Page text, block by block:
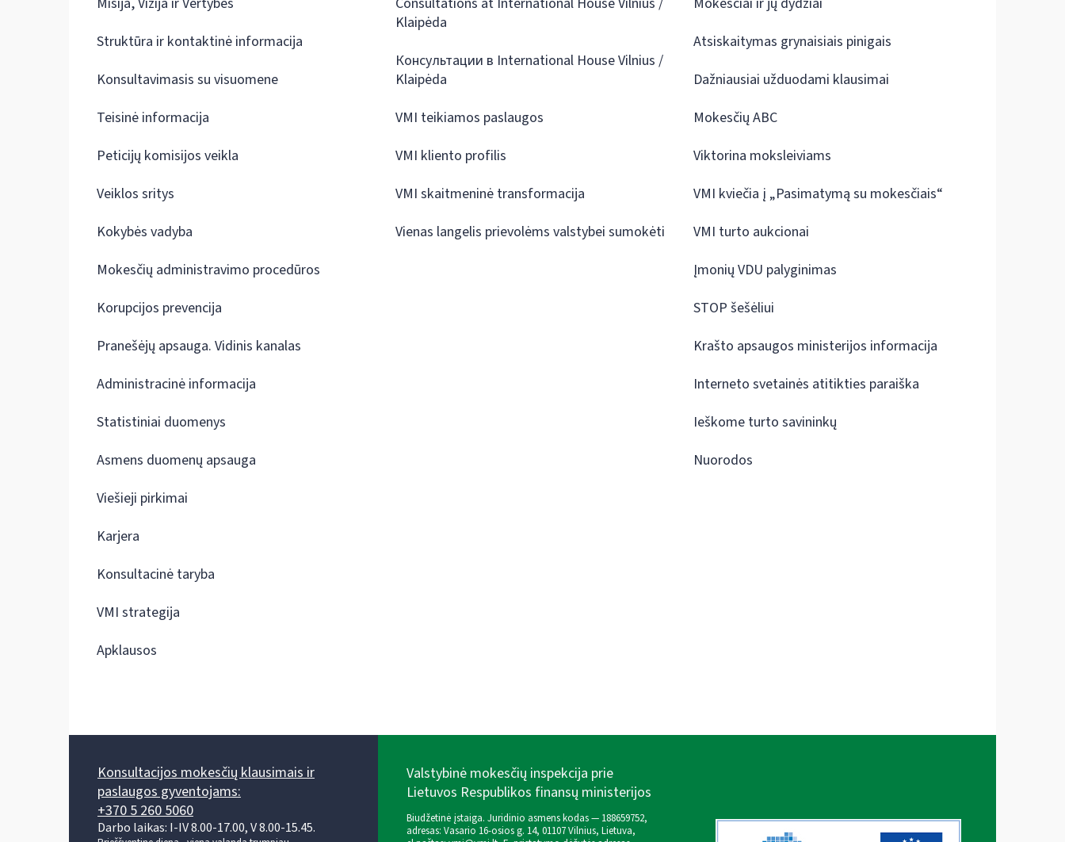
Struktūra ir kontaktinė informacija
Konsultavimasis su visuomene
Teisinė informacija
Peticijų komisijos veikla
Veiklos sritys
Kokybės vadyba
Mokesčių administravimo procedūros
Korupcijos prevencija
Pranešėjų apsauga. Vidinis kanalas
Administracinė informacija
Statistiniai duomenys
Asmens duomenų apsauga
Viešieji pirkimai
Karjera
Konsultacinė taryba
VMI strategija
Apklausos
Klaipėda
Консультации в International House Vilnius /
Klaipėda
VMI teikiamos paslaugos
VMI kliento profilis
VMI skaitmeninė transformacija
Vienas langelis prievolėms valstybei sumokėti
Atsiskaitymas grynaisiais pinigais
Dažniausiai užduodami klausimai
Mokesčių ABC
Viktorina moksleiviams
VMI kviečia į „Pasimatymą su mokesčiais“
VMI turto aukcionai
Įmonių VDU palyginimas
STOP šešėliui
Krašto apsaugos ministerijos informacija
Interneto svetainės atitikties paraiška
Ieškome turto savininkų
Nuorodos
Konsultacijos mokesčių klausimais ir
paslaugos gyventojams:
+370 5 260 5060
Darbo laikas: I-IV 8.00-17.00, V 8.00-15.45.
Valstybinė mokesčių inspekcija prie
Lietuvos Respublikos finansų ministerijos
Biudžetinė įstaiga. Juridinio asmens kodas — 188659752,
adresas: Vasario 16-osios g. 14, 01107 Vilnius, Lietuva,